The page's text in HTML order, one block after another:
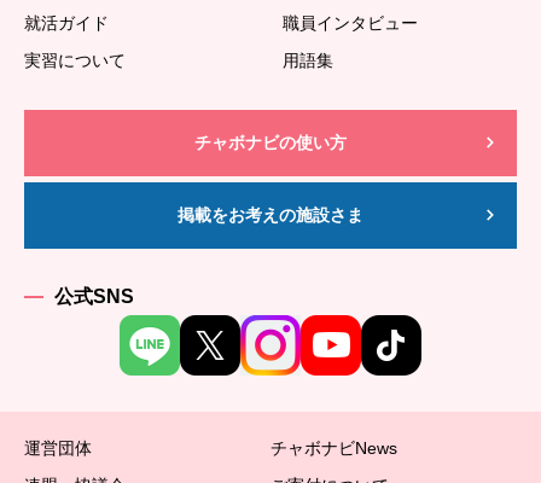
就活ガイド
職員インタビュー
実習について
用語集
チャボナビの使い方
掲載をお考えの施設さま
公式SNS
運営団体
チャボナビNews